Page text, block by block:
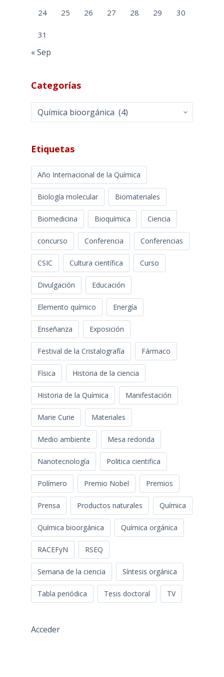
24 25 26 27 28 29 30
31
« Sep
Categorías
Categorías
Etiquetas
Año Internacional de la Química
Biología molecular Biomateriales
Biomedicina Bioquímica Ciencia
concurso Conferencia Conferencias
CSIC Cultura científica Curso
Divulgación Educación
Elemento químico Energía
Enseñanza Exposición
Festival de la Cristalografía Fármaco
Física Historia de la ciencia
Historia de la Química Manifestación
Marie Curie Materiales
Medio ambiente Mesa redonda
Nanotecnología Politica cientifica
Polímero Premio Nobel Premios
Prensa Productos naturales Química
Química bioorgánica Química orgánica
RACEFyN RSEQ
Semana de la ciencia Síntesis orgánica
Tabla periódica Tesis doctoral TV
Acceder